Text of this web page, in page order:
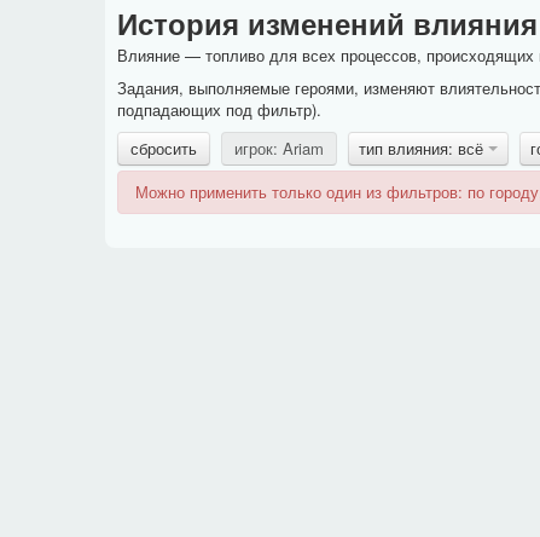
История изменений влияния
Влияние — топливо для всех процессов,
Задания, выполняемые героями, изменяют
подпадающих под фильтр).
сбросить
игрок: Ariam тип влияния: всё
Можно применить только один из фильтров: по